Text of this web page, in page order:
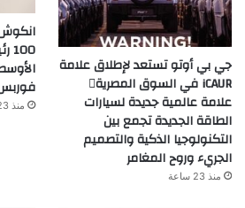
جي بي أوتو تستعد لإطلاق علامة
iCAUR في السوق المصرية
علامة عالمية جديدة لسيارات
الطاقة الجديدة تجمع بين
التكنولوجيا الذكية والتصميم
الجريء وروح المغامر
منذ 23 ساعة
منذ 23 ساعة